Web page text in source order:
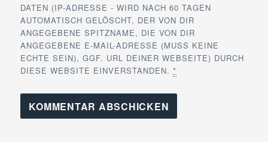
DATEN (IP-ADRESSE - WIRD NACH 60 TAGEN
AUTOMATISCH GELÖSCHT, DER VON DIR
ANGEGEBENE SPITZNAME, DIE VON DIR
ANGEGEBENE E-MAIL-ADRESSE (MUSS KEINE
ECHTE SEIN), GGF. URL DEINER WEBSEITE) DURCH
DIESE WEBSITE EINVERSTANDEN.*